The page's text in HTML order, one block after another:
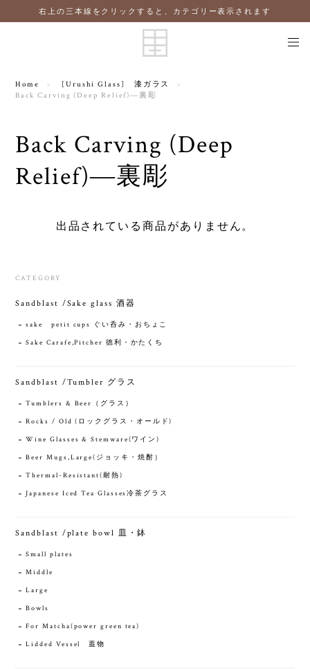
右上の三本線をクリックすると、カテゴリー表示されます
Home
[Urushi Glass] 漆ガラス
Back Carving (Deep Relief)―裏彫
Back Carving (Deep
Relief)―裏彫
出品されている商品がありません。
CATEGORY
Sandblast /Sake glass 酒器
sake petit cups ぐい呑み・おちょこ
Sake Carafe,Pitcher 徳利・かたくち
Sandblast /Tumbler グラス
Tumblers & Beer（グラス）
Rocks / Old (ロックグラス・オールド)
Wine Glasses & Stemware(ワイン)
Beer Mugs,Large(ジョッキ・焼酎）
Thermal-Resistant(耐熱)
Japanese Iced Tea Glasses冷茶グラス
Sandblast /plate bowl 皿・鉢
Small plates
Middle
Large
Bowls
For Matcha(power green tea)
Lidded Vessel 蓋物